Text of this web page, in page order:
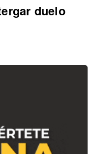
duelo